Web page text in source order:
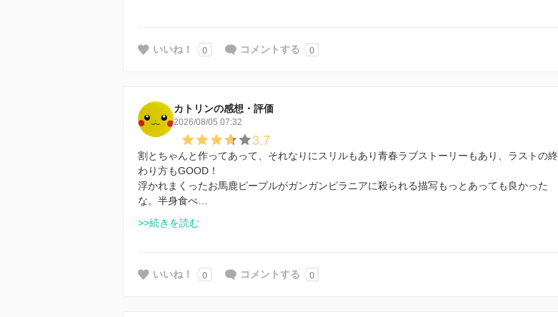
いいね！ 0 コメントする 0
カトリンの感想・評価
2026/08/05 07:32
3.7
割とちゃんと作ってあって、それなりにスリルもあり青春ラブストーリーもあり、ラストの終
わり方もGOOD！
浮かれまくったお馬鹿ピープルがガンガンピラニアに殺られる描写もっとあっても良かった
な。半身食べ…
>>続きを読む
いいね！ 0 コメントする 0